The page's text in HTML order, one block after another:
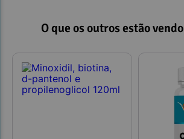
O que os outros estão vendo